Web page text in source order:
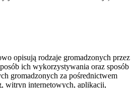
opisują rodzaje gromadzonych przez
ich wykorzystywania oraz sposób
gromadzonych za pośrednictwem
witryn internetowych, aplikacji,